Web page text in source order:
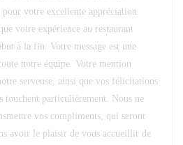
votre excellente appréciation.
votre expérience au restaurant
à la fin. Votre message est une
notre équipe. Votre mention
serveuse, ainsi que vos félicitations
touchent particulièrement. Nous ne
vos compliments, qui seront
avoir le plaisir de vous accueillir de